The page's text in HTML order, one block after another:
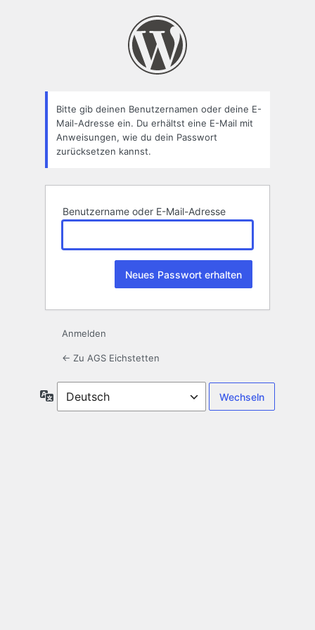
Bitte gib deinen Benutzernamen oder deine E-
Mail-Adresse ein. Du erhältst eine E-Mail mit
Anweisungen, wie du dein Passwort
zurücksetzen kannst.
Benutzername oder E-Mail-Adresse
Anmelden
← Zu AGS Eichstetten
Sprache